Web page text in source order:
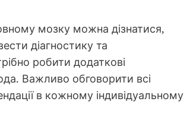
мозку можна дізнатися,
діагностику та
робити додаткові
Важливо обговорити всі
в кожному індивідуальному